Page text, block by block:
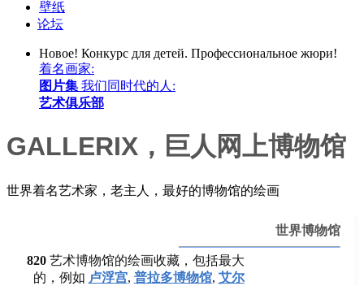
壁纸
论坛
Новое! Конкурс для детей. Профессиональное жюри!
着名画家:
图片集 我们同时代的人:
艺术俱乐部
GALLERIX，巨人网上博物馆
世界着名艺术家，老主人，最好的博物馆的绘画
世界博物馆
820艺术博物馆的绘画收藏，包括最大
的，例如 卢浮宫, 普拉多博物馆, 艾尔